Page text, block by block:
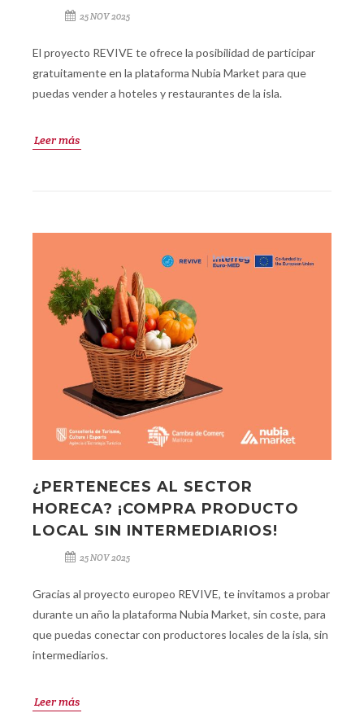
25 NOV 2025
El proyecto REVIVE te ofrece la posibilidad de participar
gratuitamente en la plataforma Nubia Market para que
puedas vender a hoteles y restaurantes de la isla.
Leer más
¿PERTENECES AL SECTOR
HORECA? ¡COMPRA PRODUCTO
LOCAL SIN INTERMEDIARIOS!
25 NOV 2025
Gracias al proyecto europeo REVIVE, te invitamos a probar
durante un año la plataforma Nubia Market, sin coste, para
que puedas conectar con productores locales de la isla, sin
intermediarios.
Leer más